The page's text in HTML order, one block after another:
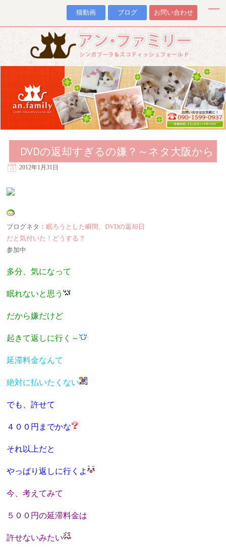
猫動画 ブログ お問い合わせ
DVDの返却すぎるの嫌？～ネタ大阪から
2012年1月31日
ブログネタ：眠ろうとした瞬間、DVDの返却日
だと気付いた！どうする？
参加中
多分、気になって
眠れないと思う
だから嫌だけど
起きて返しに行く～
延滞料金なんて
絶対に払いたくない
でも、許せて
４００円までかな
それ以上だと
やっぱり返しに行くよ
今、考えてみて
５００円の延滞料金は
許せないみたい